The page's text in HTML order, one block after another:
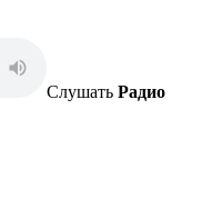
Слушать Радио